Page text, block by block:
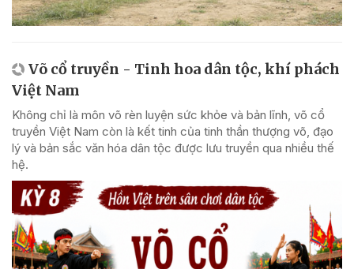
Võ cổ truyền - Tinh hoa dân tộc, khí phách
Việt Nam
Không chỉ là môn võ rèn luyện sức khỏe và bản lĩnh, võ cổ
truyền Việt Nam còn là kết tinh của tinh thần thượng võ, đạo
lý và bản sắc văn hóa dân tộc được lưu truyền qua nhiều thế
hệ.